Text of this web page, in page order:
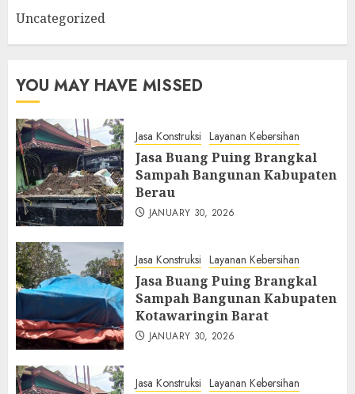
Uncategorized
YOU MAY HAVE MISSED
Jasa Konstruksi Layanan Kebersihan
Jasa Buang Puing Brangkal
Sampah Bangunan Kabupaten
Berau
JANUARY 30, 2026
Jasa Konstruksi Layanan Kebersihan
Jasa Buang Puing Brangkal
Sampah Bangunan Kabupaten
Kotawaringin Barat
JANUARY 30, 2026
Jasa Konstruksi Layanan Kebersihan